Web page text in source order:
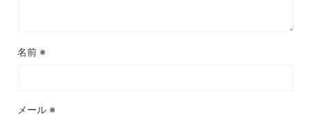
名前 ※
メール ※